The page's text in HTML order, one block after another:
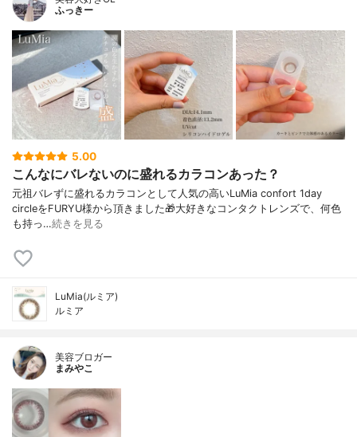
ふっきー
5.00
こんなにバレないのに盛れるカラコンあった？
元祖バレずに盛れるカラコンとして人気の高いLuMia confort 1day
circleをFURYU様から頂きました🎁大好きなコンタクトレンズで、何色
も持っ…続きを見る
LuMia(ルミア)
ルミア
美容ブロガー
まみやこ